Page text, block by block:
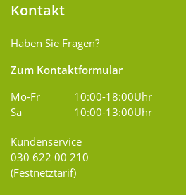
Kontakt
Haben Sie Fragen?
Zum Kontaktformular
Mo-Fr
10:00-18:00Uhr
Sa
10:00-13:00Uhr
Kundenservice
030 622 00 210
(Festnetztarif)